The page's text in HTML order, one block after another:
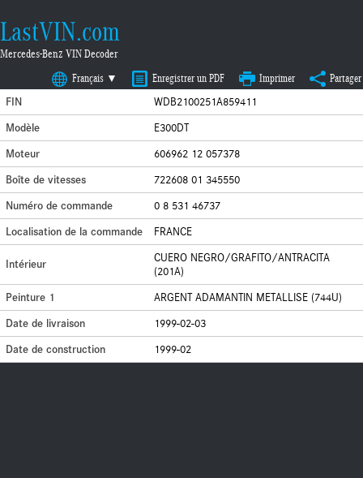
LastVIN.com
Mercedes-Benz VIN Decoder
Français ▼ Enregistrer un PDF Imprimer Partager
FIN
WDB2100251A859411
Modèle
E300DT
Moteur
606962 12 057378
Boîte de vitesses
722608 01 345550
Numéro de commande
0 8 531 46737
Localisation de la commande
FRANCE
Intérieur
CUERO NEGRO/GRAFITO/ANTRACITA
(201A)
Peinture 1
ARGENT ADAMANTIN METALLISE (744U)
Date de livraison
1999-02-03
Date de construction
1999-02